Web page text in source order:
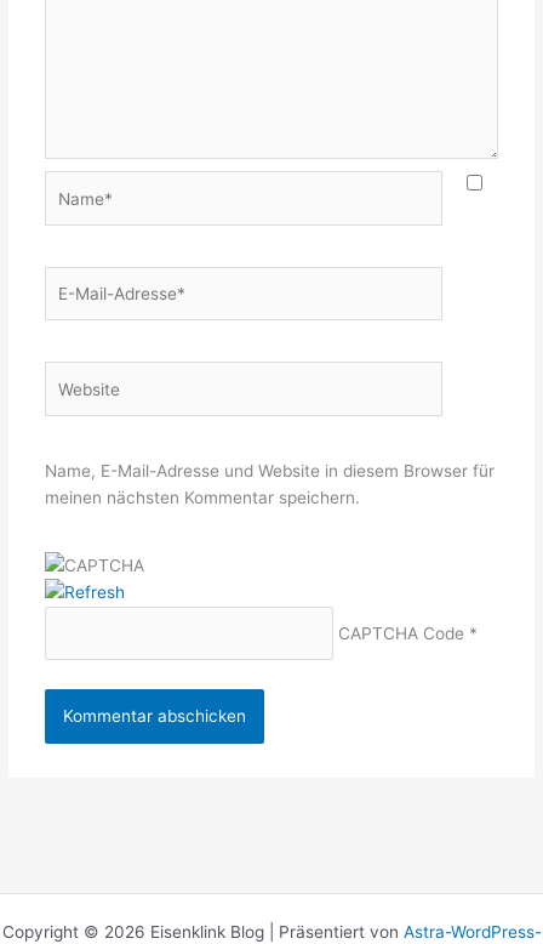
Mail-
Name, E-Mail-Adresse und Website in diesem Browser für
meinen nächsten Kommentar speichern.
CAPTCHA Code *
Copyright © 2026 Eisenklink Blog | Präsentiert von Astra-WordPress-